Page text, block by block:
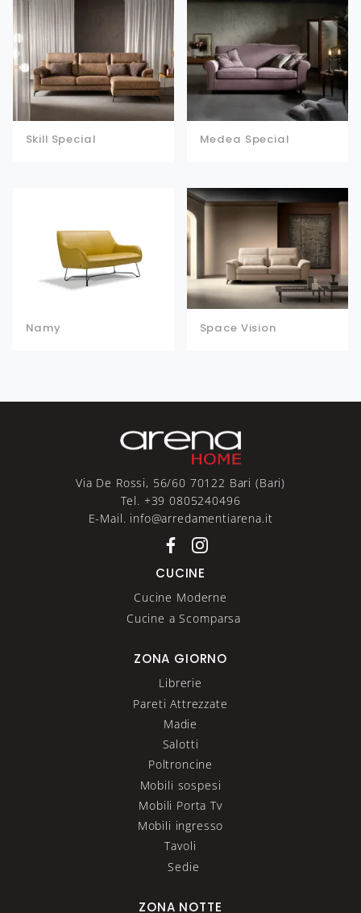
Skill Special Medea Special
Namy Space Vision
Via De Rossi, 56/60 70122 Bari (Bari)
Tel. +39 0805240496
E-Mail. info@arredamentiarena.it
CUCINE
Cucine Moderne
Cucine a Scomparsa
ZONA GIORNO
Librerie
Pareti Attrezzate
Madie
Salotti
Poltroncine
Mobili sospesi
Mobili Porta Tv
Mobili ingresso
Tavoli
Sedie
ZONA NOTTE